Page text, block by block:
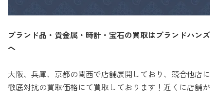
ブランド品・貴金属・時計・宝石の買取はブランドハンズ
へ
大阪、兵庫、京都の関西で店舗展開しており、競合他店に
徹底対抗の買取価格にて買取しております！近くに店舗が